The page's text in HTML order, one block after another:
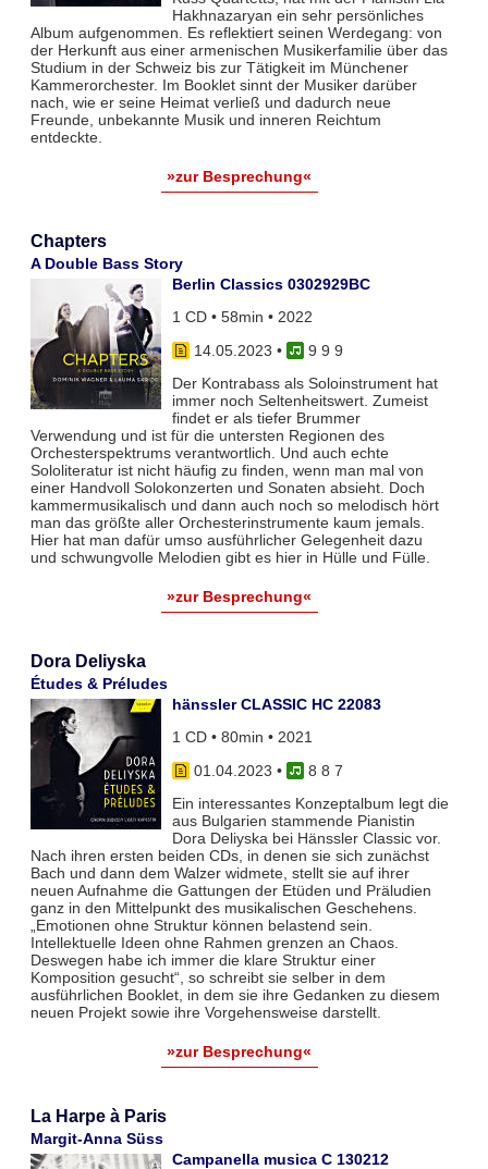
Hakhnazaryan ein sehr persönliches
Album aufgenommen. Es reflektiert seinen Werdegang: von
der Herkunft aus einer armenischen Musikerfamilie über das
Studium in der Schweiz bis zur Tätigkeit im Münchener
Kammerorchester. Im Booklet sinnt der Musiker darüber
nach, wie er seine Heimat verließ und dadurch neue
Freunde, unbekannte Musik und inneren Reichtum
entdeckte.
»zur Besprechung«
Chapters
A Double Bass Story
Berlin Classics 0302929BC
1 CD • 58min • 2022
14.05.2023 •
9 9 9
Der Kontrabass als Soloinstrument hat
immer noch Seltenheitswert. Zumeist
findet er als tiefer Brummer
Verwendung und ist für die untersten Regionen des
Orchesterspektrums verantwortlich. Und auch echte
Sololiteratur ist nicht häufig zu finden, wenn man mal von
einer Handvoll Solokonzerten und Sonaten absieht. Doch
kammermusikalisch und dann auch noch so melodisch hört
man das größte aller Orchesterinstrumente kaum jemals.
Hier hat man dafür umso ausführlicher Gelegenheit dazu
und schwungvolle Melodien gibt es hier in Hülle und Fülle.
»zur Besprechung«
Dora Deliyska
Études & Préludes
hänssler CLASSIC HC 22083
1 CD • 80min • 2021
01.04.2023 •
8 8 7
Ein interessantes Konzeptalbum legt die
aus Bulgarien stammende Pianistin
Dora Deliyska bei Hänssler Classic vor.
Nach ihren ersten beiden CDs, in denen sie sich zunächst
Bach und dann dem Walzer widmete, stellt sie auf ihrer
neuen Aufnahme die Gattungen der Etüden und Präludien
ganz in den Mittelpunkt des musikalischen Geschehens.
„Emotionen ohne Struktur können belastend sein.
Intellektuelle Ideen ohne Rahmen grenzen an Chaos.
Deswegen habe ich immer die klare Struktur einer
Komposition gesucht“, so schreibt sie selber in dem
ausführlichen Booklet, in dem sie ihre Gedanken zu diesem
neuen Projekt sowie ihre Vorgehensweise darstellt.
»zur Besprechung«
La Harpe à Paris
Margit-Anna Süss
Campanella musica C 130212